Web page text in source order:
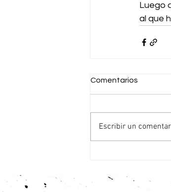
Luego
al que
Comentarios
Escribir un